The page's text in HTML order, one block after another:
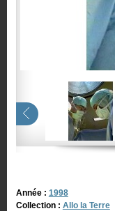
Année : 1998
Collection : Allo la Terre